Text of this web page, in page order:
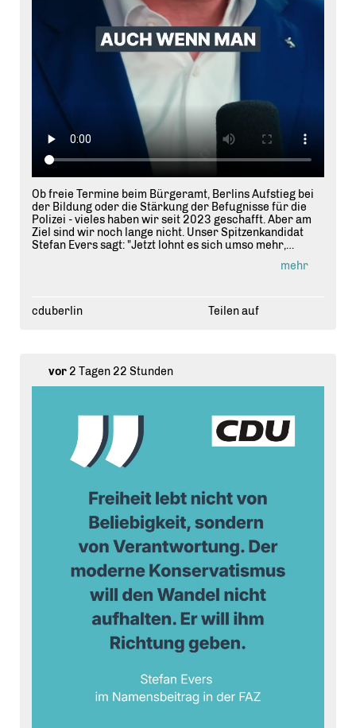
Ob freie Termine beim Bürgeramt, Berlins Aufstieg bei
der Bildung oder die Stärkung der Befugnisse für die
Polizei - vieles haben wir seit 2023 geschafft. Aber am
Ziel sind wir noch lange nicht. Unser Spitzenkandidat
Stefan Evers sagt: "Jetzt lohnt es sich umso mehr,
mehr
cduberlin Teilen auf
vor2 Tagen 22 Stunden